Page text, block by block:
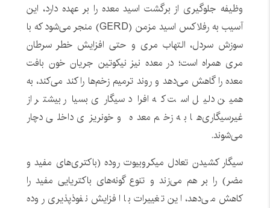
وظیفه جلوگیری از برگشت اسید معده را بر عهده دارد، این
آسیب به رفلاکس اسید مزمن (GERD) منجر می‌شود که با
سوزش سردل، التهاب مری و حتی افزایش خطر سرطان
مری همراه است؛ در معده نیز نیکوتین جریان خون بافت
معده را گاهش می‌دهد و روند ترمیم زخم‌ها را کند می‌کند، به
همین دلیل است که افراد سیگاری بسیار بیشتر از
غیرسیگاری‌ها به زخم معده و خونریزی داخلی دچار
می‌شوند.
سیگار کشیدن تعادل میکروبیوت روده (باکتری‌های مفید و
مضر) را بر هم می‌زند و تنوع گونه‌های باکتریایی مفید را
کاهش می‌دهد، این تغییرات با افزایش نفوذپذیری روده